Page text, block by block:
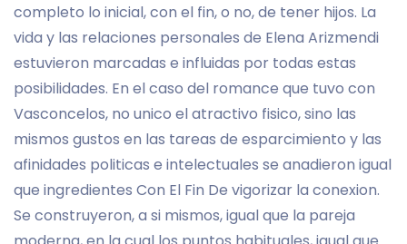
completo lo inicial, con el fin, o no, de tener hijos. La
vida y las relaciones personales de Elena Arizmendi
estuvieron marcadas e influidas por todas estas
posibilidades. En el caso del romance que tuvo con
Vasconcelos, no unico el atractivo fisico, sino las
mismos gustos en las tareas de esparcimiento y las
afinidades politicas e intelectuales se anadieron igual
que ingredientes Con El Fin De vigorizar la conexion.
Se construyeron, a si mismos, igual que la pareja